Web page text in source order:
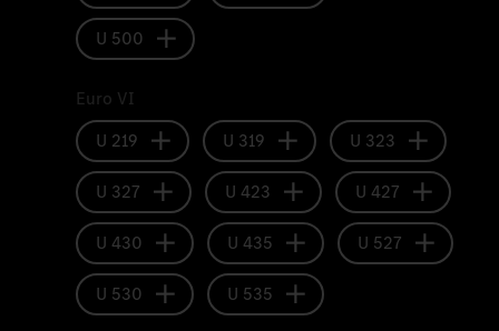
U 500
Euro VI
U 219
U 319 U 323
U 327 U 423 U 427
U 430 U 435 U 527
U 530 U 535